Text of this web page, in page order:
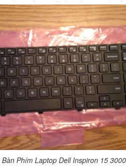
Phím Laptop Dell Inspiron 15 3000